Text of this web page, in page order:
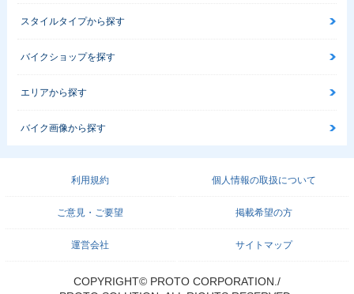
スタイルタイプから探す
バイクショップを探す
エリアから探す
バイク画像から探す
利用規約 個人情報の取扱について
ご意見・ご要望 掲載希望の方
運営会社 サイトマップ
COPYRIGHT© PROTO CORPORATION./